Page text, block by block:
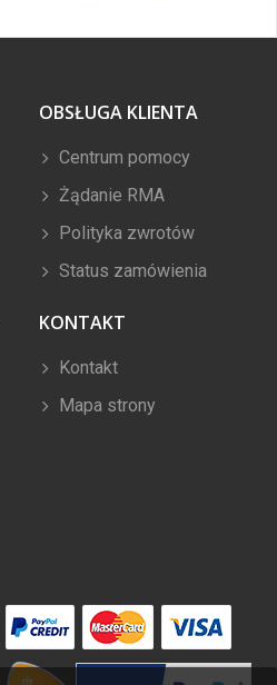
OBSŁUGA KLIENTA
Centrum pomocy
Żądanie RMA
Polityka zwrotów
Status zamówienia
KONTAKT
Kontakt
Mapa strony